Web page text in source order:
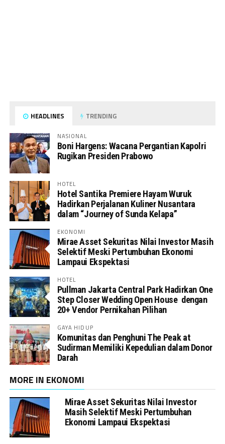
HEADLINES TRENDING
NASIONAL
Boni Hargens: Wacana Pergantian Kapolri
Rugikan Presiden Prabowo
HOTEL
Hotel Santika Premiere Hayam Wuruk
Hadirkan Perjalanan Kuliner Nusantara
dalam “Journey of Sunda Kelapa”
EKONOMI
Mirae Asset Sekuritas Nilai Investor Masih
Selektif Meski Pertumbuhan Ekonomi
Lampaui Ekspektasi
HOTEL
Pullman Jakarta Central Park Hadirkan One
Step Closer Wedding Open House dengan
20+ Vendor Pernikahan Pilihan
GAYA HIDUP
Komunitas dan Penghuni The Peak at
Sudirman Memiliki Kepedulian dalam Donor
Darah
MORE IN EKONOMI
Mirae Asset Sekuritas Nilai Investor
Masih Selektif Meski Pertumbuhan
Ekonomi Lampaui Ekspektasi